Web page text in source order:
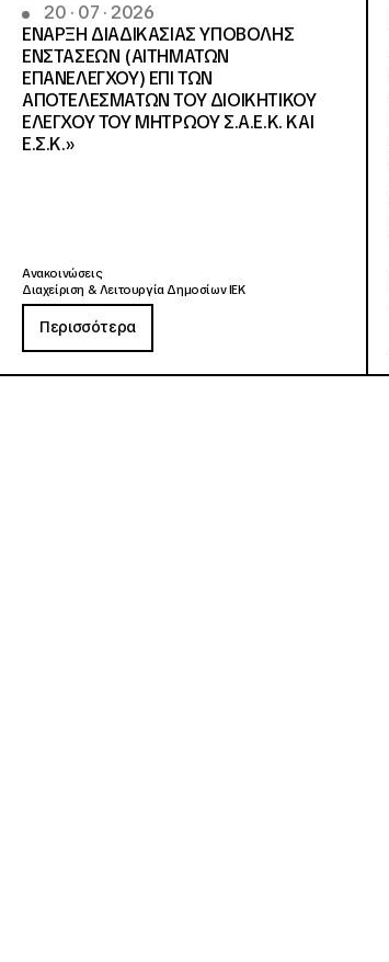
20 · 07 · 2026
ΕΝΑΡΞΗ ΔΙΑΔΙΚΑΣΙΑΣ ΥΠΟΒΟΛΗΣ
ΕΝΣΤΑΣΕΩΝ (ΑΙΤΗΜΑΤΩΝ
ΕΠΑΝΕΛΕΓΧΟΥ) ΕΠΙ ΤΩΝ
ΑΠΟΤΕΛΕΣΜΑΤΩΝ ΤΟΥ ΔΙΟΙΚΗΤΙΚΟΥ
ΕΛΕΓΧΟΥ ΤΟΥ ΜΗΤΡΩΟΥ Σ.Α.Ε.Κ. ΚΑΙ
Ε.Σ.Κ.»
Ανακοινώσεις
Διαχείριση & Λειτουργία Δημοσίων ΙΕΚ
Περισσότερα